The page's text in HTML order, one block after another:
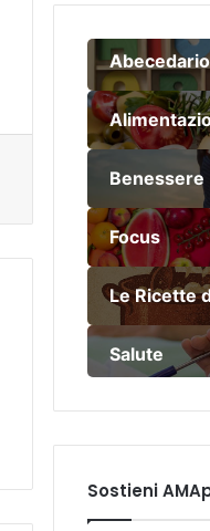
Abecedario
Benessere
Focus
Le Ricette
Salute
Sostieni